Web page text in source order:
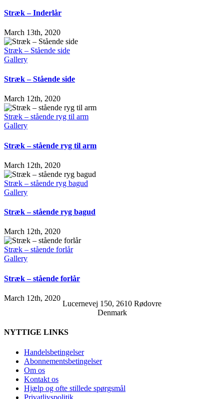
Stræk – Inderlår
March 13th, 2020
Stræk – Stående side
Gallery
Stræk – Stående side
March 12th, 2020
Stræk – stående ryg til arm
Gallery
Stræk – stående ryg til arm
March 12th, 2020
Stræk – stående ryg bagud
Gallery
Stræk – stående ryg bagud
March 12th, 2020
Stræk – stående forlår
Gallery
Stræk – stående forlår
March 12th, 2020
Lucernevej 150, 2610 Rødovre
Denmark
NYTTIGE LINKS
Handelsbetingelser
Abonnementsbetingelser
Om os
Kontakt os
Hjælp og ofte stillede spørgsmål
Privatlivspolitik